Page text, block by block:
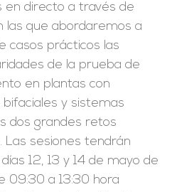
en directo a través de
las que abordaremos a
casos prácticos las
de la prueba de
en plantas con
bifaciales y sistemas
dos grandes retos
Las sesiones tendrán
12, 13 y 14 de mayo de
09:30 a 13:30 hora